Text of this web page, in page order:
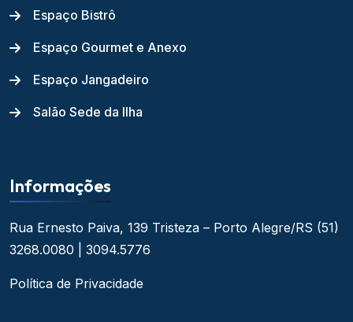
Espaço Bistrô
Espaço Gourmet e Anexo
Espaço Jangadeiro
Salão Sede da Ilha
Informações
Rua Ernesto Paiva, 139 Tristeza – Porto Alegre/RS (51)
3268.0080 | 3094.5776
Política de Privacidade